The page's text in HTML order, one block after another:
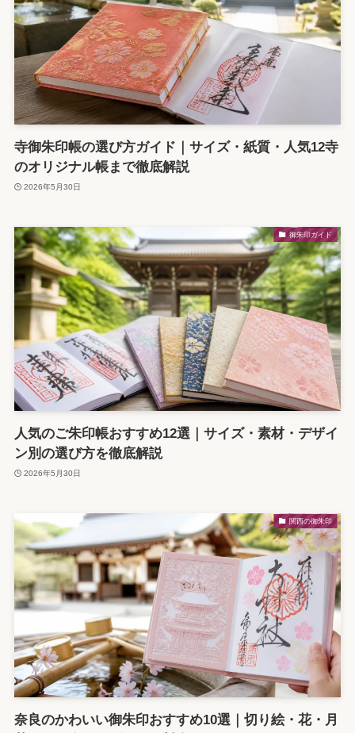
寺御朱印帳の選び方ガイド｜サイズ・紙質・人気12寺
のオリジナル帳まで徹底解説
2026年5月30日
御朱印ガイド
人気のご朱印帳おすすめ12選｜サイズ・素材・デザイ
ン別の選び方を徹底解説
2026年5月30日
関西の御朱印
奈良のかわいい御朱印おすすめ10選｜切り絵・花・月